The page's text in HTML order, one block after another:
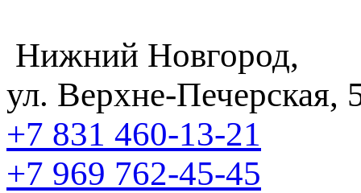
Нижний Новгород,
ул. Верхне-Печерская,
+7 831 460-13-21
+7 969 762-45-45